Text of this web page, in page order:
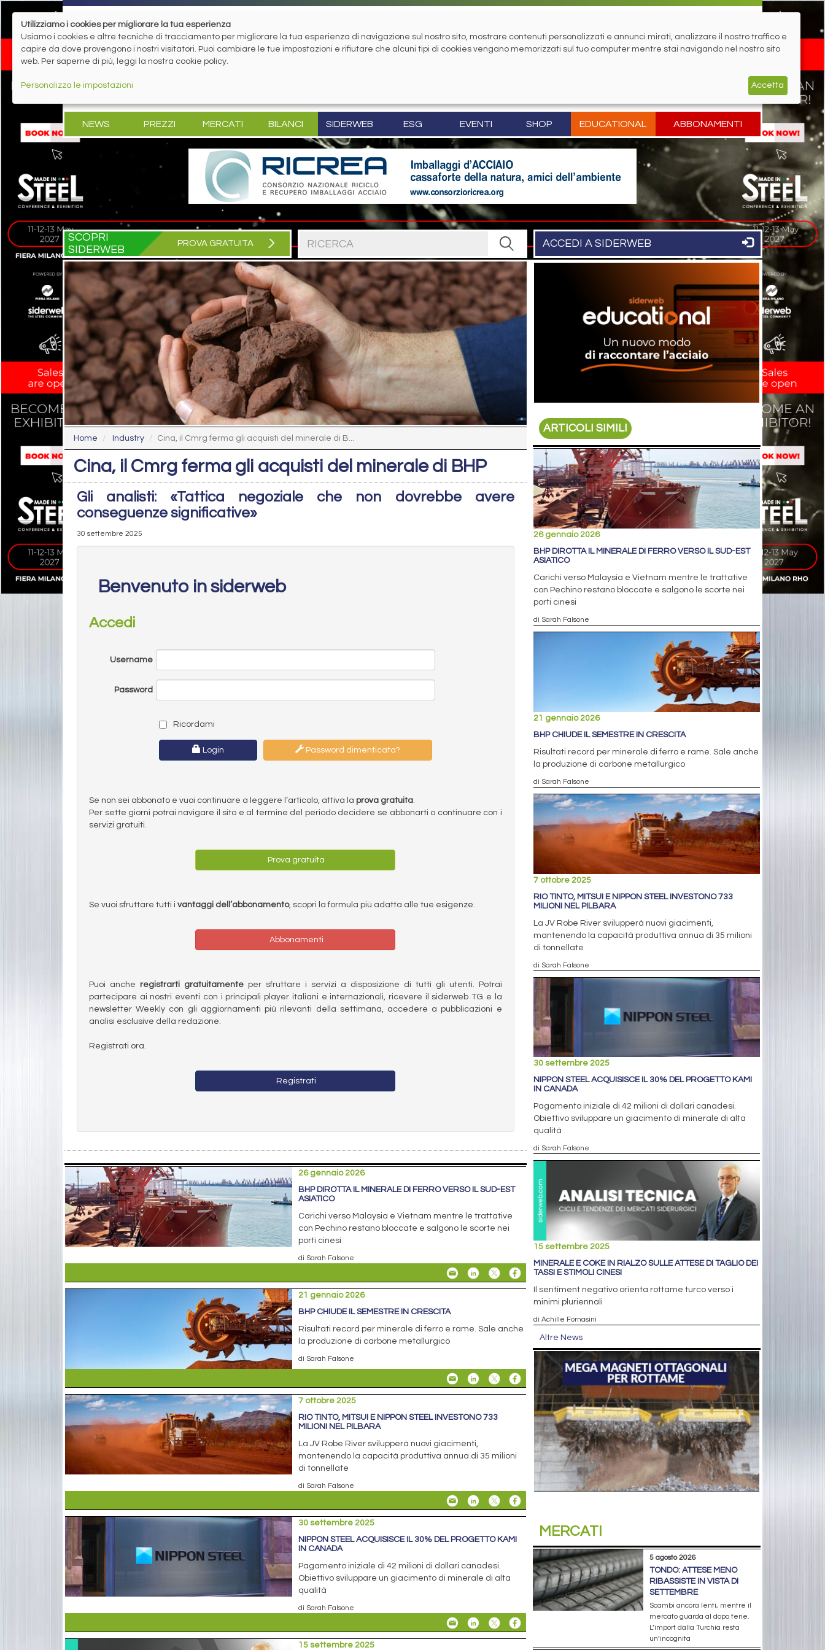
NEWS PREZZI MERCATI BILANCI SIDERWEB ESG EVENTI SHOP EDUCATIONAL ABBONAMENTI
SCOPRI
SIDERWEB
PROVA GRATUITA ACCEDI A SIDERWEB
Home Industry Cina, il Cmrg ferma gli acquisti del minerale di B...
Cina, il Cmrg ferma gli acquisti del minerale di BHP
Gli analisti: «Tattica negoziale che non dovrebbe avere
conseguenze significative»
30 settembre 2025
Benvenuto in siderweb
Accedi
Username
Password
Ricordami
Login Password dimenticata?
Se non sei abbonato e vuoi continuare a leggere l’articolo, attiva la prova gratuita.
Per sette giorni potrai navigare il sito e al termine del periodo decidere se abbonarti o continuare con i
servizi gratuiti.
Prova gratuita
Se vuoi sfruttare tutti i vantaggi dell’abbonamento, scopri la formula più adatta alle tue esigenze.
Abbonamenti
Puoi anche registrarti gratuitamenteper sfruttare i servizi a disposizione di tutti gli utenti. Potrai
partecipare ai nostri eventi con i principali player italiani e internazionali, ricevere il siderweb TG e la
newsletter Weekly con gli aggiornamenti più rilevanti della settimana, accedere a pubblicazioni e
analisi esclusive della redazione.
Registrati ora.
Registrati
26 gennaio 2026
BHP DIROTTA IL MINERALE DI FERRO VERSO IL SUD-EST
ASIATICO
Carichi verso Malaysia e Vietnam mentre le trattative
con Pechino restano bloccate e salgono le scorte nei
porti cinesi
di Sarah Falsone
21 gennaio 2026
BHP CHIUDE IL SEMESTRE IN CRESCITA
Risultati record per minerale di ferro e rame. Sale anche
la produzione di carbone metallurgico
di Sarah Falsone
7 ottobre 2025
RIO TINTO, MITSUI E NIPPON STEEL INVESTONO 733
MILIONI NEL PILBARA
La JV Robe River svilupperà nuovi giacimenti,
mantenendo la capacità produttiva annua di 35 milioni
di tonnellate
di Sarah Falsone
30 settembre 2025
NIPPON STEEL ACQUISISCE IL 30% DEL PROGETTO KAMI
IN CANADA
Pagamento iniziale di 42 milioni di dollari canadesi.
Obiettivo sviluppare un giacimento di minerale di alta
qualità
di Sarah Falsone
15 settembre 2025
ARTICOLI SIMILI
26 gennaio 2026
BHP DIROTTA IL MINERALE DI FERRO VERSO IL SUD-EST
ASIATICO
Carichi verso Malaysia e Vietnam mentre le trattative
con Pechino restano bloccate e salgono le scorte nei
porti cinesi
di Sarah Falsone
21 gennaio 2026
BHP CHIUDE IL SEMESTRE IN CRESCITA
Risultati record per minerale di ferro e rame. Sale anche
la produzione di carbone metallurgico
di Sarah Falsone
7 ottobre 2025
RIO TINTO, MITSUI E NIPPON STEEL INVESTONO 733
MILIONI NEL PILBARA
La JV Robe River svilupperà nuovi giacimenti,
mantenendo la capacità produttiva annua di 35 milioni
di tonnellate
di Sarah Falsone
30 settembre 2025
NIPPON STEEL ACQUISISCE IL 30% DEL PROGETTO KAMI
IN CANADA
Pagamento iniziale di 42 milioni di dollari canadesi.
Obiettivo sviluppare un giacimento di minerale di alta
qualità
di Sarah Falsone
15 settembre 2025
MINERALE E COKE IN RIALZO SULLE ATTESE DI TAGLIO DEI
TASSI E STIMOLI CINESI
Il sentiment negativo orienta rottame turco verso i
minimi pluriennali
di Achille Fornasini
Altre News
MERCATI
5 agosto 2026
TONDO: ATTESE MENO
RIBASSISTE IN VISTA DI
SETTEMBRE
Scambi ancora lenti, mentre il
mercato guarda al dopo ferie.
L’import dalla Turchia resta
un’incognita
Utilizziamo i cookies per migliorare la tua esperienza
Usiamo i cookies e altre tecniche di tracciamento per migliorare la tua esperienza di navigazione sul nostro sito, mostrare contenuti personalizzati e annunci mirati, analizzare il nostro traffico e
capire da dove provengono i nostri visitatori. Puoi cambiare le tue impostazioni e rifiutare che alcuni tipi di cookies vengano memorizzati sul tuo computer mentre stai navigando nel nostro sito
web. Per saperne di più, leggi la nostra cookie policy.
Personalizza le impostazioni Accetta